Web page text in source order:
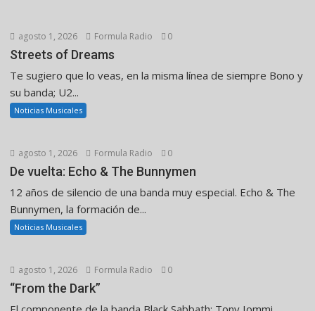
agosto 1, 2026 Formula Radio 0
Streets of Dreams
Te sugiero que lo veas, en la misma línea de siempre Bono y
su banda; U2...
Noticias Musicales
agosto 1, 2026 Formula Radio 0
De vuelta: Echo & The Bunnymen
12 años de silencio de una banda muy especial. Echo & The
Bunnymen, la formación de...
Noticias Musicales
agosto 1, 2026 Formula Radio 0
“From the Dark”